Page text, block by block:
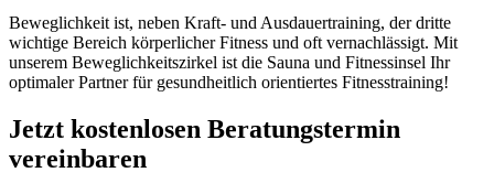
Beweglichkeit ist, neben Kraft- und Ausdauertraining, der dritte
wichtige Bereich körperlicher Fitness und oft vernachlässigt. Mit
unserem Beweglichkeitszirkel ist die Sauna und Fitnessinsel Ihr
optimaler Partner für gesundheitlich orientiertes Fitnesstraining!
Jetzt kostenlosen Beratungstermin
vereinbaren